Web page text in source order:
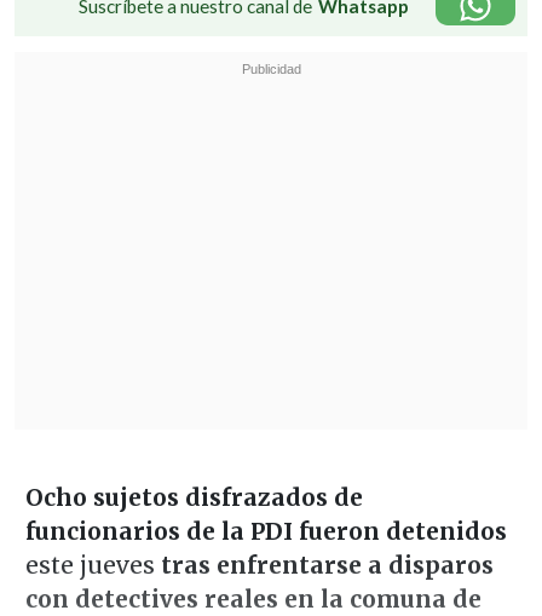
Suscríbete a nuestro canal de Whatsapp
Ocho sujetos disfrazados de
funcionarios de la PDI fueron detenidos
este jueves tras enfrentarse a disparos
con detectives reales en la comuna de